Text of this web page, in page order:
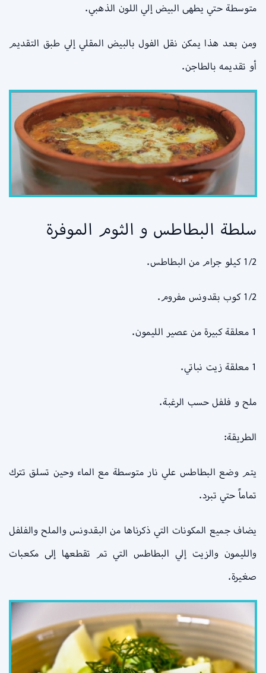
متوسطة حتي يطهى البيض إلي اللون الذهبي.
ومن بعد هذا يمكن نقل الفول بالبيض المقلي إلي طبق التقديم
أو تقديمه بالطاجن.
سلطة البطاطس و الثوم الموفرة
1/2 كيلو جرام من البطاطس.
1/2 كوب بقدونس مفروم.
1 معلقة كبيرة من عصير الليمون.
1 معلقة زيت نباتي.
ملح و فلفل حسب الرغبة.
الطريقة:
يتم وضع البطاطس علي نار متوسطة مع الماء وحين تسلق تترك
تماماً حتي تبرد.
يضاف جميع المكونات التي ذكرناها من البقدونس والملح والفلفل
والليمون والزيت إلي البطاطس التي تم تقطعها إلى مكعبات
صغيرة.